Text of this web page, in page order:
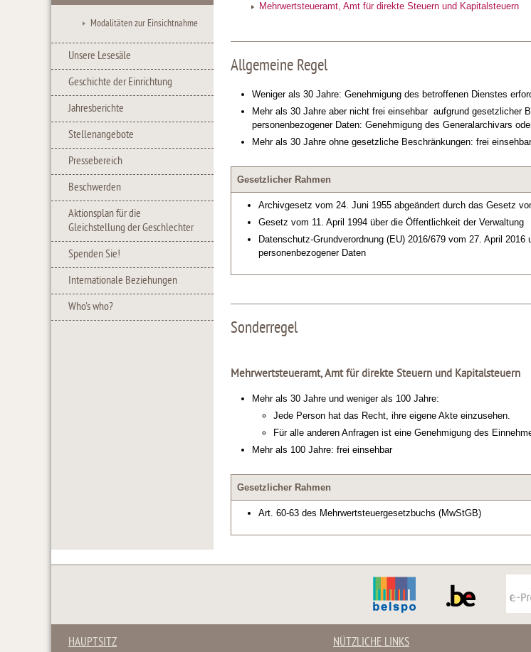
Modalitäten zur Einsichtnahme
Unsere Lesesäle
Geschichte der Einrichtung
Jahresberichte
Stellenangebote
Pressebereich
Beschwerden
Aktionsplan für die
Gleichstellung der Geschlechter
Spenden Sie!
Internationale Beziehungen
Who's who?
Mehrwertsteueramt, Amt für direkte Steuern und Kapitalsteuern
Allgemeine Regel
Weniger als 30 Jahre: Genehmigung des betroffenen Dienstes
Mehr als 30 Jahre aber nicht frei einsehbar aufgrund gesetzlicher
personenbezogener Daten: Genehmigung des Generalarchivars
Mehr als 30 Jahre ohne gesetzliche Beschränkungen: frei einsehbar
Gesetzlicher Rahmen
Archivgesetz vom 24. Juni 1955 abgeändert durch das Gesetz
Gesetz vom 11. April 1994 über die Öffentlichkeit der Verwaltung
Datenschutz-Grundverordnung (EU) 2016/679 vom 27. April
personenbezogener Daten
Sonderregel
Mehrwertsteueramt, Amt für direkte Steuern und Kapitalsteuern
Mehr als 30 Jahre und weniger als 100 Jahre:
Jede Person hat das Recht, ihre eigene Akte einzusehen.
Für alle anderen Anfragen ist eine Genehmigung des
Mehr als 100 Jahre: frei einsehbar
Gesetzlicher Rahmen
Art. 60-63 des Mehrwertsteuergesetzbuchs (MwStGB)
HAUPTSITZ NÜTZLICHE LINKS